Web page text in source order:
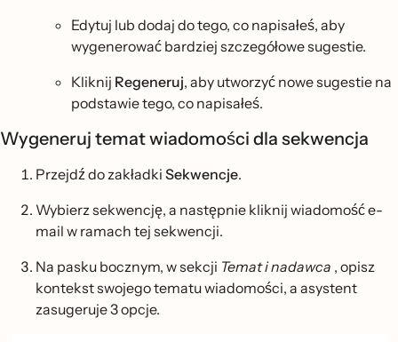
Edytuj lub dodaj do tego, co napisałeś, aby
wygenerować bardziej szczegółowe sugestie.
Kliknij Regeneruj, aby utworzyć nowe sugestie na
podstawie tego, co napisałeś.
Wygeneruj temat wiadomości dla sekwencja
Przejdź do zakładki Sekwencje.
Wybierz sekwencję, a następnie kliknij wiadomość e-
mail w ramach tej sekwencji.
Na pasku bocznym, w sekcji Temat i nadawca , opisz
kontekst swojego tematu wiadomości, a asystent
zasugeruje 3 opcje.